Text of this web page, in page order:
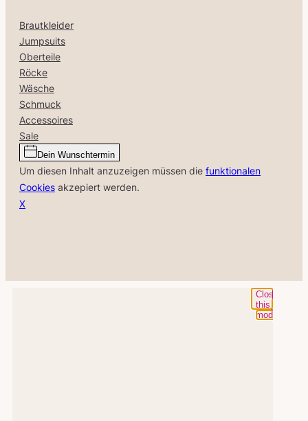
Brautkleider
Jumpsuits
Oberteile
Röcke
Wäsche
Schmuck
Accessoires
Sale
Dein Wunschtermin
Um diesen Inhalt anzuzeigen müssen die funktionalen
Cookies akzepiert werden.
X
Close
this
module